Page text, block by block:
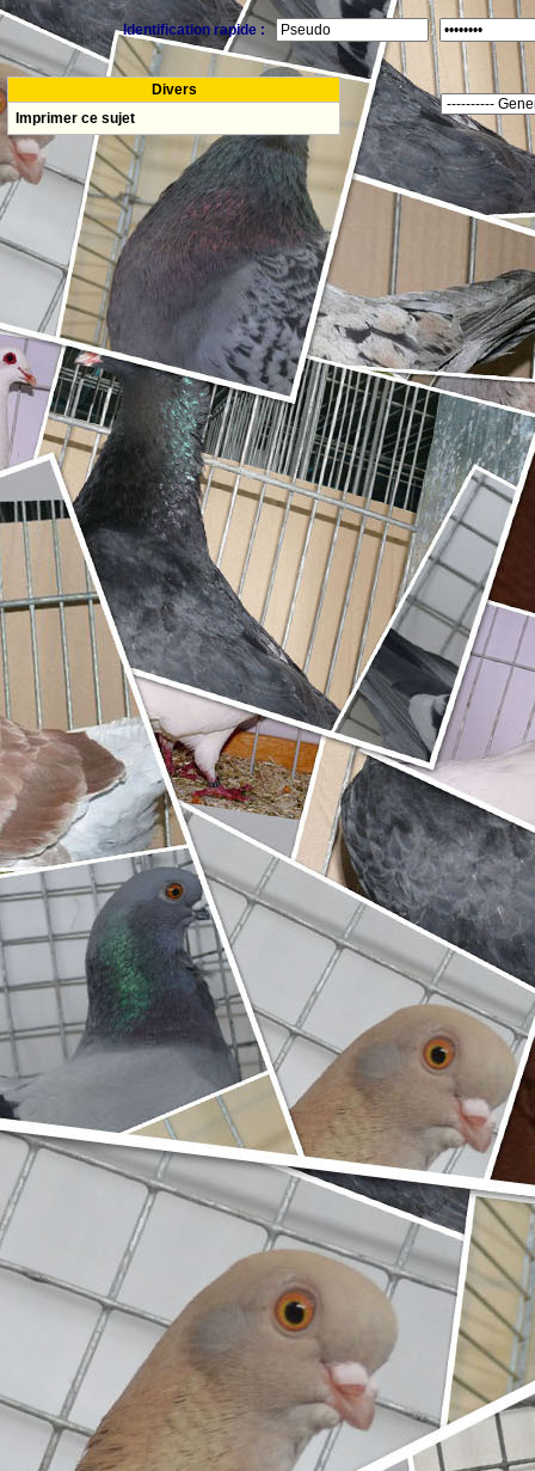
Identification rapide :
Divers
Imprimer ce sujet